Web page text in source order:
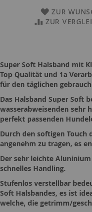
ZUR
ZUR
Super Soft Halsband mit
Top Qualität und 1a
für den täglichen
Das Halsband Super Soft
wasserabweisenden sehr
perfekt passenden
Durch den softigen Touch
angenehm zu tragen, es
Der sehr leichte
schnelles Handling.
Stufenlos verstellbar
Soft Halsbandes, es ist
welche, die getrimm/